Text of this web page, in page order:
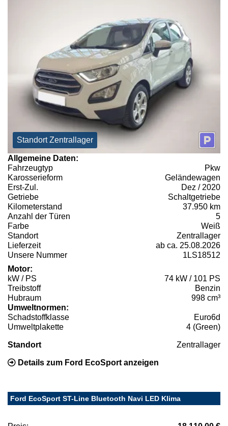
Standort Zentrallager
Allgemeine Daten:
Fahrzeugtyp
Pkw
Karosserieform
Geländewagen
Erst-Zul.
Dez / 2020
Getriebe
Schaltgetriebe
Kilometerstand
37.950 km
Anzahl der Türen
5
Farbe
Weiß
Standort
Zentrallager
Lieferzeit
ab ca. 25.08.2026
Unsere Nummer
1LS18512
Motor:
kW / PS
74 kW / 101 PS
Treibstoff
Benzin
Hubraum
998 cm³
Umweltnormen:
Schadstoffklasse
Euro6d
Umweltplakette
4 (Green)
Standort Zentrallager
Details zum Ford EcoSport anzeigen
Ford EcoSport ST-Line Bluetooth Navi LED Klima